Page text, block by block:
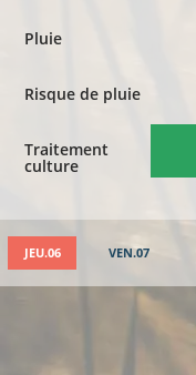
Pluie
Risque de pluie
Traitement
culture
JEU.06 VEN.07